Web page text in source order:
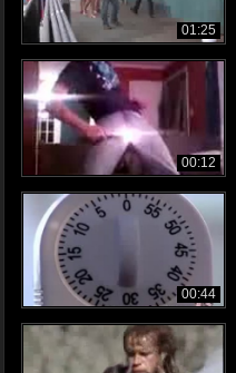
01:25
00:12
00:44